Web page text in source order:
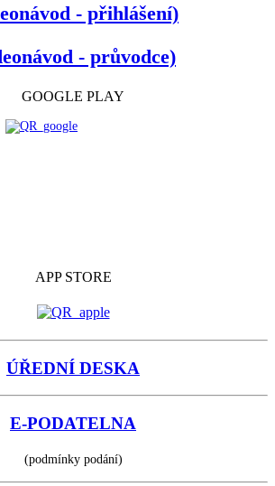
- přihlášení)
- průvodce)
GOOGLE PLAY
APP STORE
ÚŘEDNÍ DESKA
E-PODATELNA
(podmínky podání)